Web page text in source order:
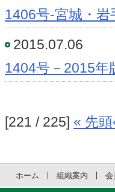
1406号-宮城・
2015.07.06
1404号－2015年
[221 / 225] « 先頭
ホーム 組織案内 会